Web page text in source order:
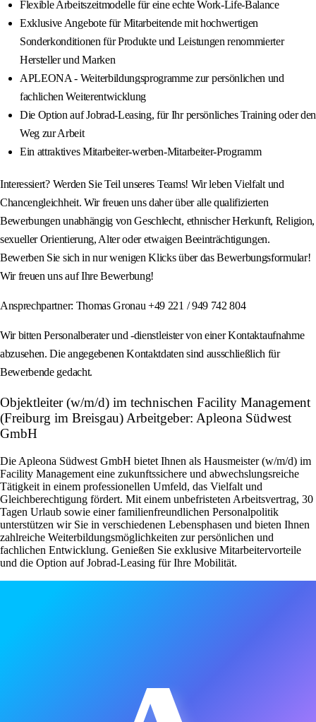
Flexible Arbeitszeitmodelle für eine echte Work-Life-Balance
Exklusive Angebote für Mitarbeitende mit hochwertigen
Sonderkonditionen für Produkte und Leistungen renommierter
Hersteller und Marken
APLEONA - Weiterbildungsprogramme zur persönlichen und
fachlichen Weiterentwicklung
Die Option auf Jobrad-Leasing, für Ihr persönliches Training oder den
Weg zur Arbeit
Ein attraktives Mitarbeiter-werben-Mitarbeiter-Programm
Interessiert? Werden Sie Teil unseres Teams! Wir leben Vielfalt und
Chancengleichheit. Wir freuen uns daher über alle qualifizierten
Bewerbungen unabhängig von Geschlecht, ethnischer Herkunft, Religion,
sexueller Orientierung, Alter oder etwaigen Beeinträchtigungen.
Bewerben Sie sich in nur wenigen Klicks über das Bewerbungsformular!
Wir freuen uns auf Ihre Bewerbung!
Ansprechpartner: Thomas Gronau +49 221 / 949 742 804
Wir bitten Personalberater und -dienstleister von einer Kontaktaufnahme
abzusehen. Die angegebenen Kontaktdaten sind ausschließlich für
Bewerbende gedacht.
Objektleiter (w/m/d) im technischen Facility Management
(Freiburg im Breisgau) Arbeitgeber: Apleona Südwest
GmbH
Die Apleona Südwest GmbH bietet Ihnen als Hausmeister (w/m/d) im
Facility Management eine zukunftssichere und abwechslungsreiche
Tätigkeit in einem professionellen Umfeld, das Vielfalt und
Gleichberechtigung fördert. Mit einem unbefristeten Arbeitsvertrag, 30
Tagen Urlaub sowie einer familienfreundlichen Personalpolitik
unterstützen wir Sie in verschiedenen Lebensphasen und bieten Ihnen
zahlreiche Weiterbildungsmöglichkeiten zur persönlichen und
fachlichen Entwicklung. Genießen Sie exklusive Mitarbeitervorteile
und die Option auf Jobrad-Leasing für Ihre Mobilität.